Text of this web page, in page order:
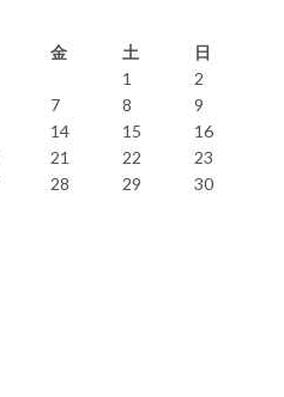
金 土
日
1
2
7 8
9
14 15
16
21 22
23
28 29
30